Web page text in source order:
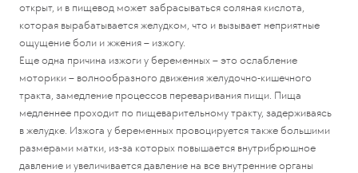
открыт, и в пищевод может забрасываться соляная кислота,
которая вырабатывается желудком, что и вызывает неприятные
ощущение боли и жжения – изжогу.
Еще одна причина изжоги у беременных – это ослабление
моторики – волнообразного движения желудочно-кишечного
тракта, замедление процессов переваривания пищи. Пища
медленнее проходит по пищеварительному тракту, задерживаясь
в желудке. Изжога у беременных провоцируется также большими
размерами матки, из-за которых повышается внутрибрюшное
давление и увеличивается давление на все внутренние органы